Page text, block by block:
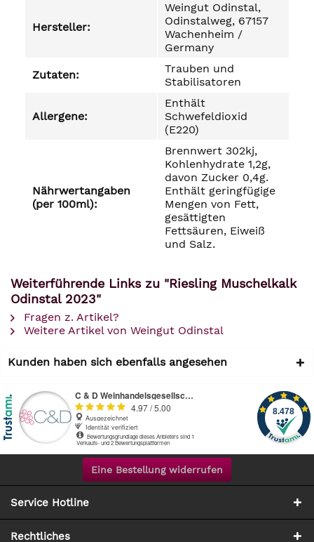
Hersteller:
Weingut Odinstal,
Odinstalweg, 67157
Wachenheim /
Germany
Zutaten:
Trauben und
Stabilisatoren
Allergene:
Enthält
Schwefeldioxid
(E220)
Nährwertangaben
(per 100ml):
Brennwert 302kj,
Kohlenhydrate 1,2g,
davon Zucker 0,4g.
Enthält geringfügige
Mengen von Fett,
gesättigten
Fettsäuren, Eiweiß
und Salz.
Weiterführende Links zu "Riesling Muschelkalk
Odinstal 2023"
Fragen z. Artikel?
Weitere Artikel von Weingut Odinstal
Kunden haben sich ebenfalls angesehen
Eine Bestellung widerrufen
Service Hotline
Rechtliches